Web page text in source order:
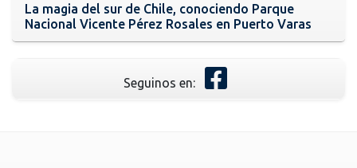
La magia del sur de Chile, conociendo Parque
Nacional Vicente Pérez Rosales en Puerto Varas
Seguinos en: